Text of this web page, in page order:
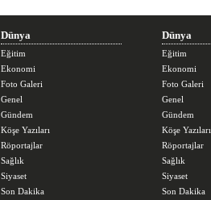
Dünya
Eğitim
Ekonomi
Foto Galeri
Genel
Gündem
Köşe Yazıları
Röportajlar
Sağlık
Siyaset
Son Dakika
Dünya
Eğitim
Ekonomi
Foto Galeri
Genel
Gündem
Köşe Yazıları
Röportajlar
Sağlık
Siyaset
Son Dakika